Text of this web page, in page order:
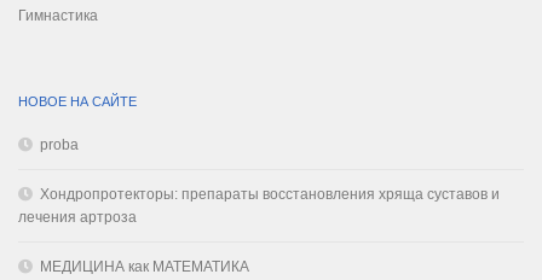
Гимнастика
НОВОЕ НА САЙТЕ
proba
Хондропротекторы: препараты восстановления хряща суставов и
лечения артроза
МЕДИЦИНА как МАТЕМАТИКА